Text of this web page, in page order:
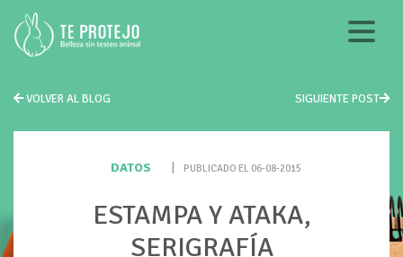
VOLVER AL BLOG SIGUIENTE POST
DATOS PUBLICADO EL 06-08-2015
ESTAMPA Y ATAKA,
SERIGRAFÍA